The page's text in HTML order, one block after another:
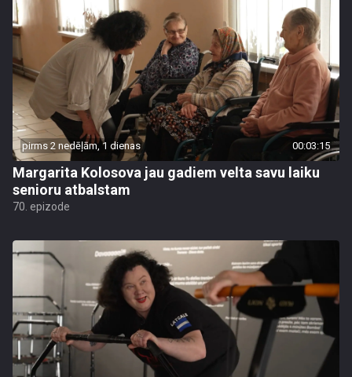
pirms 2 nedēļām, 1 dienas 00:03:15
Margarita Kolosova jau gadiem velta savu laiku
senioru atbalstam
70. epizode